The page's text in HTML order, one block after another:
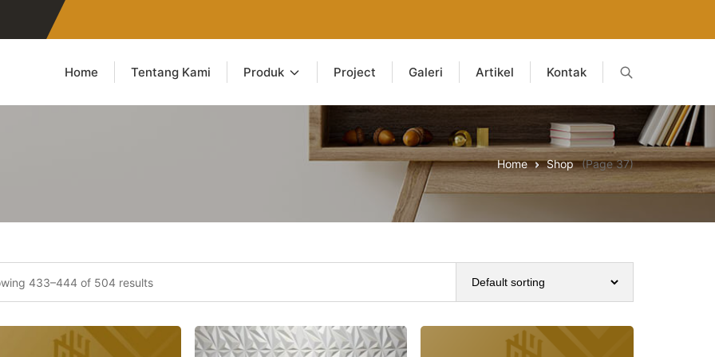
Home Tentang Kami Produk Project Galeri Artikel Kontak
Home Shop (Page 37)
433–444 of 504 results